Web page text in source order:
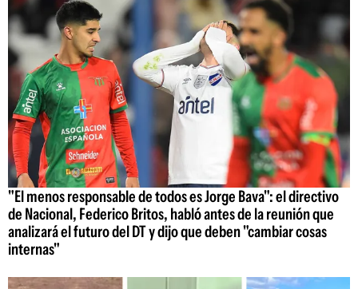
"El menos responsable de todos es Jorge Bava": el directivo
de Nacional, Federico Britos, habló antes de la reunión que
analizará el futuro del DT y dijo que deben "cambiar cosas
internas"